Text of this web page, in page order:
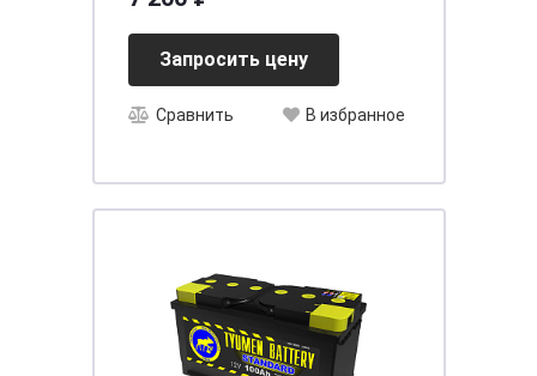
Запросить цену
Сравнить В избранное